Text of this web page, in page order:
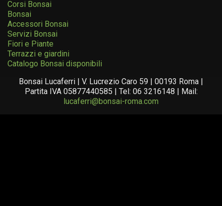
Corsi Bonsai
Bonsai
Accessori Bonsai
Servizi Bonsai
Fiori e Piante
Terrazzi e giardini
Catalogo Bonsai disponibili
Bonsai Lucaferri | V. Lucrezio Caro 59 | 00193 Roma |
Partita IVA 05877440585 | Tel: 06 3216148 | Mail:
lucaferri@bonsai-roma.com